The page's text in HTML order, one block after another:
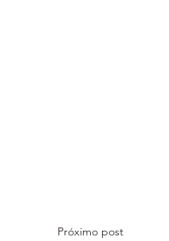
Próximo post